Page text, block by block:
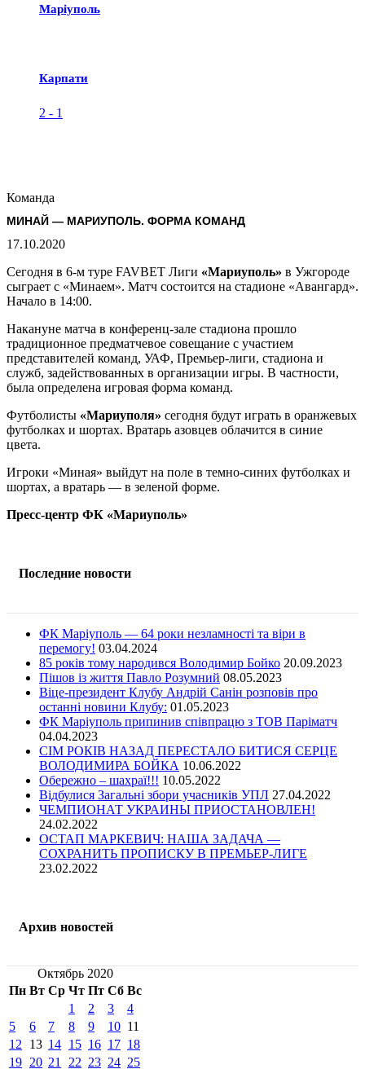
Маріуполь
Карпати
2 - 1
Команда
МИНАЙ — МАРИУПОЛЬ. ФОРМА КОМАНД
17.10.2020
Сегодня в 6-м туре FAVBET Лиги «Мариуполь» в Ужгороде
сыграет с «Минаем». Матч состоится на стадионе «Авангард».
Начало в 14:00.
Накануне матча в конференц-зале стадиона прошло
традиционное предматчевое совещание с участием
представителей команд, УАФ, Премьер-лиги, стадиона и
служб, задействованных в организации игры. В частности,
была определена игровая форма команд.
Футболисты «Мариуполя» сегодня будут играть в оранжевых
футболках и шортах. Вратарь азовцев облачится в синие
цвета.
Игроки «Миная» выйдут на поле в темно-синих футболках и
шортах, а вратарь — в зеленой форме.
Пресс-центр ФК «Мариуполь»
Последние новости
ФК Маріуполь — 64 роки незламності та віри в
перемогу! 03.04.2024
85 років тому народився Володимир Бойко 20.09.2023
Пішов із життя Павло Розумний 08.05.2023
Віце-президент Клубу Андрій Санін розповів про
останні новини Клубу: 01.05.2023
ФК Маріуполь припинив співпрацю з ТОВ Паріматч
04.04.2023
СІМ РОКІВ НАЗАД ПЕРЕСТАЛО БИТИСЯ СЕРЦЕ
ВОЛОДИМИРА БОЙКА 10.06.2022
Обережно – шахраї!!! 10.05.2022
Відбулися Загальні збори учасників УПЛ 27.04.2022
ЧЕМПИОНАТ УКРАИНЫ ПРИОСТАНОВЛЕН!
24.02.2022
ОСТАП МАРКЕВИЧ: НАША ЗАДАЧА —
СОХРАНИТЬ ПРОПИСКУ В ПРЕМЬЕР-ЛИГЕ
23.02.2022
Архив новостей
Октябрь 2020
Пн Вт Ср Чт Пт Сб Вс
1
2 3
4
5
6 7 8 9 10 11
12
13 14 15 16 17 18
19 20 21 22 23 24 25